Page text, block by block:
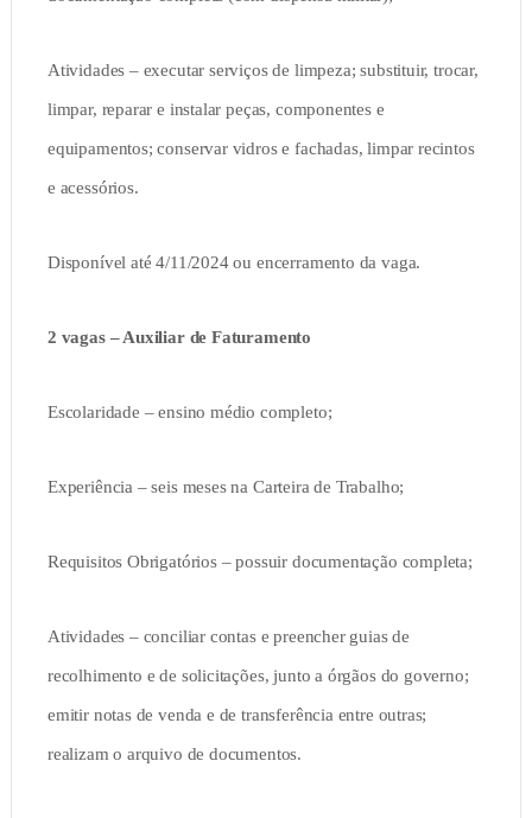
Atividades – executar serviços de limpeza; substituir, trocar,
limpar, reparar e instalar peças, componentes e
equipamentos; conservar vidros e fachadas, limpar recintos
e acessórios.
Disponível até 4/11/2024 ou encerramento da vaga.
2 vagas – Auxiliar de Faturamento
Escolaridade – ensino médio completo;
Experiência – seis meses na Carteira de Trabalho;
Requisitos Obrigatórios – possuir documentação completa;
Atividades – conciliar contas e preencher guias de
recolhimento e de solicitações, junto a órgãos do governo;
emitir notas de venda e de transferência entre outras;
realizam o arquivo de documentos.